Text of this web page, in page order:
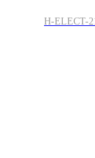
H-ELECT-